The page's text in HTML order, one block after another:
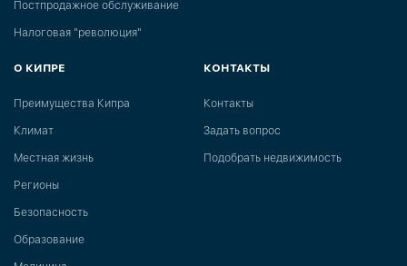
Постпродажное обслуживание
Налоговая "революция"
О КИПРЕ
Преимущества Кипра
Климат
Местная жизнь
Регионы
Безопасность
Образование
КОНТАКТЫ
Контакты
Задать вопрос
Подобрать недвижимость